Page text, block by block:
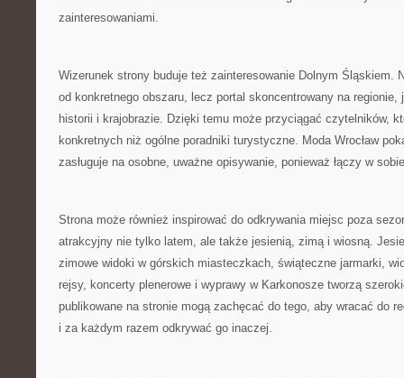
zainteresowaniami.
Wizerunek strony buduje też zainteresowanie Dolnym Śląskiem.
od konkretnego obszaru, lecz portal skoncentrowany na
historii i krajobrazie. Dzięki temu może przyciągać czytelników,
konkretnych niż ogólne poradniki turystyczne. Moda Wrocław
zasługuje na osobne, uważne opisywanie, ponieważ łączy w
Strona może również inspirować do odkrywania miejsc poza
atrakcyjny nie tylko latem, ale także jesienią, zimą i wiosną.
zimowe widoki w górskich miasteczkach, świąteczne jarmarki,
rejsy, koncerty plenerowe i wyprawy w Karkonosze tworzą
publikowane na stronie mogą zachęcać do tego, aby wracać do
i za każdym razem odkrywać go inaczej.